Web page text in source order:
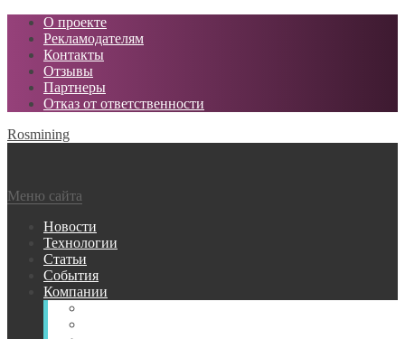
О проекте
Рекламодателям
Контакты
Отзывы
Партнеры
Отказ от ответственности
Rosmining
Меню сайта
Новости
Технологии
Статьи
События
Компании